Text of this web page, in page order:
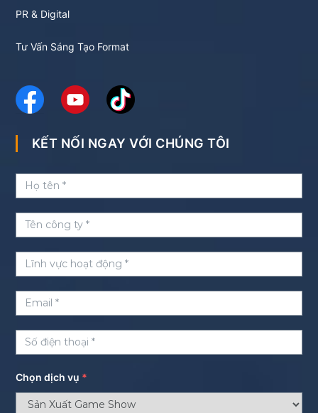
PR & Digital
Tư Vấn Sáng Tạo Format
KẾT NỐI NGAY VỚI CHÚNG TÔI
Chọn dịch vụ *